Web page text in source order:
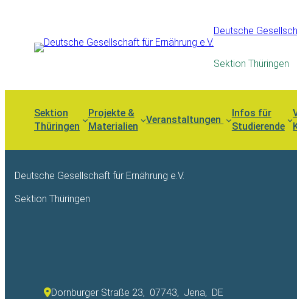
Deutsche
Sektion Thüringen
Sektion
Thüringen
Projekte &
Materialien
Veranstaltungen
Infos für
Studierende
Deutsche Gesellschaft für Ernährung e.V.
Sektion Thüringen
Dornburger Straße 23, 07743, Jena, DE